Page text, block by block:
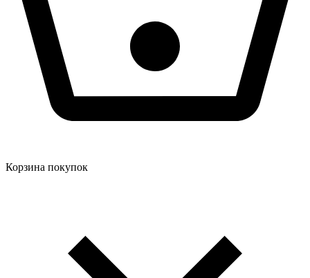
Корзина покупок